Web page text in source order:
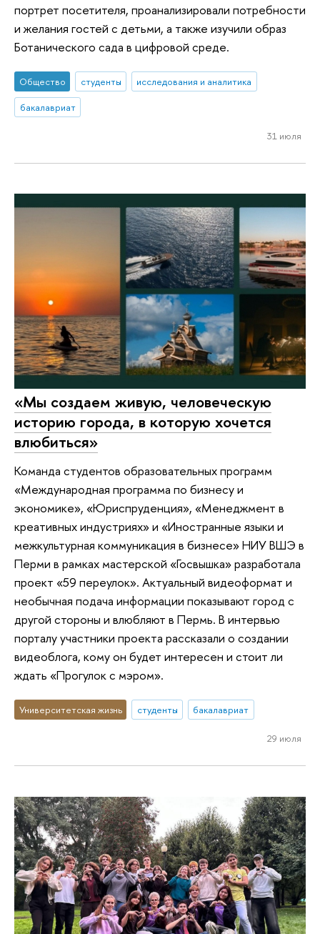
портрет посетителя, проанализировали потребности
и желания гостей с детьми, а также изучили образ
Ботанического сада в цифровой среде.
Общество студенты
исследования и аналитика
бакалавриат
31 июля
«Мы создаем живую, человеческую
историю города, в которую хочется
влюбиться»
Команда студентов образовательных программ
«Международная программа по бизнесу и
экономике», «Юриспруденция», «Менеджмент в
креативных индустриях» и «Иностранные языки и
межкультурная коммуникация в бизнесе» НИУ ВШЭ в
Перми в рамках мастерской «Госвышка» разработала
проект «59 переулок». Актуальный видеоформат и
необычная подача информации показывают город с
другой стороны и влюбляют в Пермь. В интервью
порталу участники проекта рассказали о создании
видеоблога, кому он будет интересен и стоит ли
ждать «Прогулок с мэром».
Университетская жизнь студенты бакалавриат
29 июля